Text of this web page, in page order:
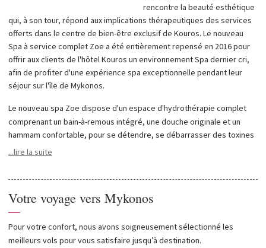
rencontre la beauté esthétique
qui, à son tour, répond aux implications thérapeutiques des services
offerts dans le centre de bien-être exclusif de Kouros. Le nouveau
Spa à service complet Zoe a été entièrement repensé en 2016 pour
offrir aux clients de l'hôtel Kouros un environnement Spa dernier cri,
afin de profiter d'une expérience spa exceptionnelle pendant leur
séjour sur l'île de Mykonos.
Le nouveau spa Zoe dispose d'un espace d'hydrothérapie complet
comprenant un bain-à-remous intégré, une douche originale et un
hammam confortable, pour se détendre, se débarrasser des toxines
et se préparer aux traitements de spa.Deux salles de soins sont
avec eux-mêmes, grâce à une palette de couleurs douces, des
serviettes moelleuses et de jolies bougies.
Un menu de spa sur mesure a été créé pour améliorer l'expérience
Zoe Spa avec des soins du visage de luxe Valmont et des massages
...lire la suite
Votre voyage vers Mykonos
—
Pour votre confort, nous avons soigneusement sélectionné les
meilleurs vols pour vous satisfaire jusqu’à destination.